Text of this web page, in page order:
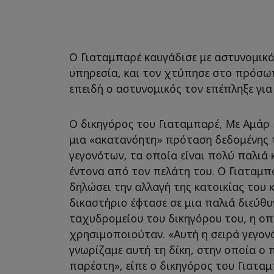
Ο Γιαταμπαρέ καυγάδισε με
υπηρεσία, και τον χτύπησε στο
επειδή ο αστυνομικός τον επέπληξε
Ο δικηγόρος του Γιαταμπαρέ, Με Αμάρ
μια «ακατανόητη» πρόταση
γεγονότων, τα οποία είναι πολύ παλιά
έντονα από τον πελάτη του. Ο
δηλώσει την αλλαγή της κατοικίας του
δικαστήριο έφτασε σε μια παλιά
ταχυδρομείου του δικηγόρου του, η
χρησιμοποιούταν. «Αυτή η σειρά
γνωρίζαμε αυτή τη δίκη, στην οποία ο
παρέστη», είπε ο δικηγόρος του